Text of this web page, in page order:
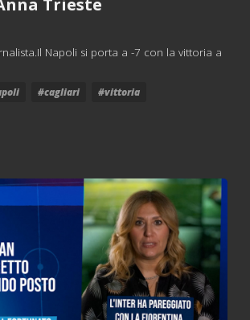
Trieste
Napoli si porta a -7 con la vittoria a
#cagliari #vittoria